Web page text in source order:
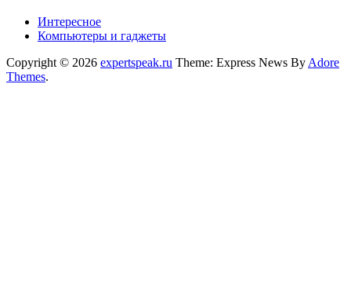
Интересное
Компьютеры и гаджеты
Copyright © 2026 expertspeak.ru Theme: Express News By Adore
Themes.